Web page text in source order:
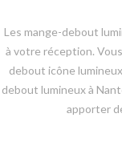
Les mange-debout
à votre réception.
debout icône
debout lumineux à
apporter